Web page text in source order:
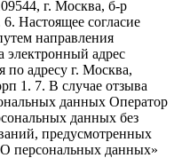
г. Москва, б-р
Настоящее согласие
направления
электронный адрес
по адресу г. Москва,
1. 7. В случае отзыва
данных Оператор
данных без
предусмотренных
персональных данных»